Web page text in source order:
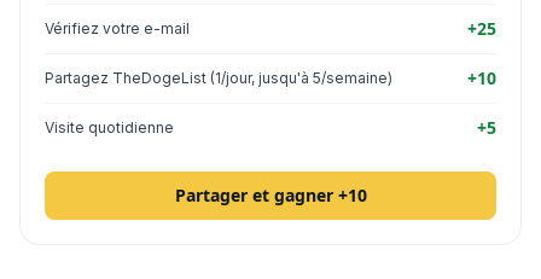
Vérifiez votre e-mail +25
Partagez TheDogeList (1/jour, jusqu'à 5/semaine) +10
Visite quotidienne +5
Partager et gagner +10